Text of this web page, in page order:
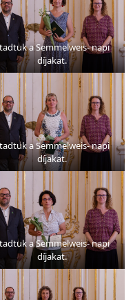
a Semmelweis- napi
díjakat.
a Semmelweis- napi
díjakat.
a Semmelweis- napi
díjakat.